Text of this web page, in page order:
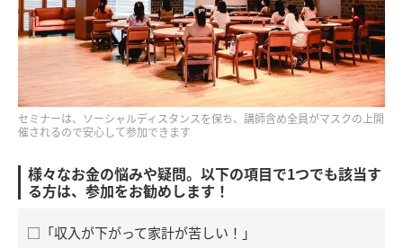
セミナーは、ソーシャルディスタンスを保ち、講師含め全員がマスクの上開
催されるので安心して参加できます
様々なお金の悩みや疑問。以下の項目で1つでも該当す
る方は、参加をお勧めします！
□「収入が下がって家計が苦しい！」